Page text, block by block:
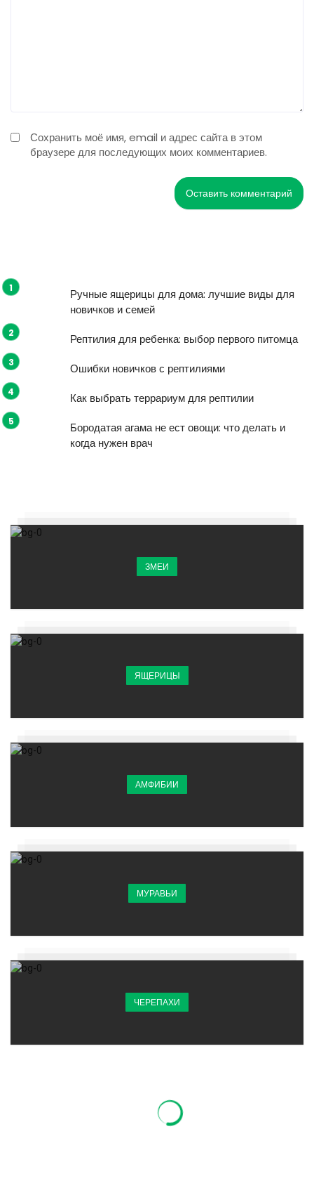
Сохранить моё имя, email и адрес сайта в этом
браузере для последующих моих комментариев.
Ручные ящерицы для дома: лучшие виды для
новичков и семей
Рептилия для ребенка: выбор первого питомца
Ошибки новичков с рептилиями
Как выбрать террариум для рептилии
Бородатая агама не ест овощи: что делать и
когда нужен врач
ЗМЕИ
ЯЩЕРИЦЫ
АМФИБИИ
МУРАВЬИ
ЧЕРЕПАХИ